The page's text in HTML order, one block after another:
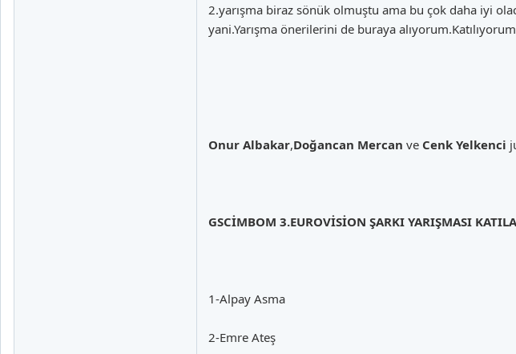
2.yarışma biraz sönük olmuştu ama bu çok daha iyi
yani.Yarışma önerilerini de buraya
Onur Albakar,Doğancan Mercan ve Cenk Yelkenci
GSCİMBOM 3.EUROVİSİON ŞARKI YARIŞMASI
1-Alpay Asma
2-Emre Ateş